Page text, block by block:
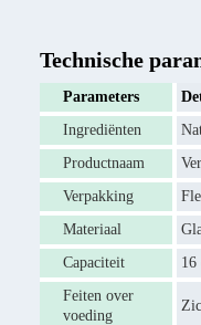
Technische
Parameters
Ingrediënten
Productnaam
Verpakking
Materiaal
Capaciteit
16
Feiten over
voeding